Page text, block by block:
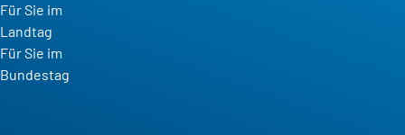
Für Sie im
Landtag
Für Sie im
Bundestag